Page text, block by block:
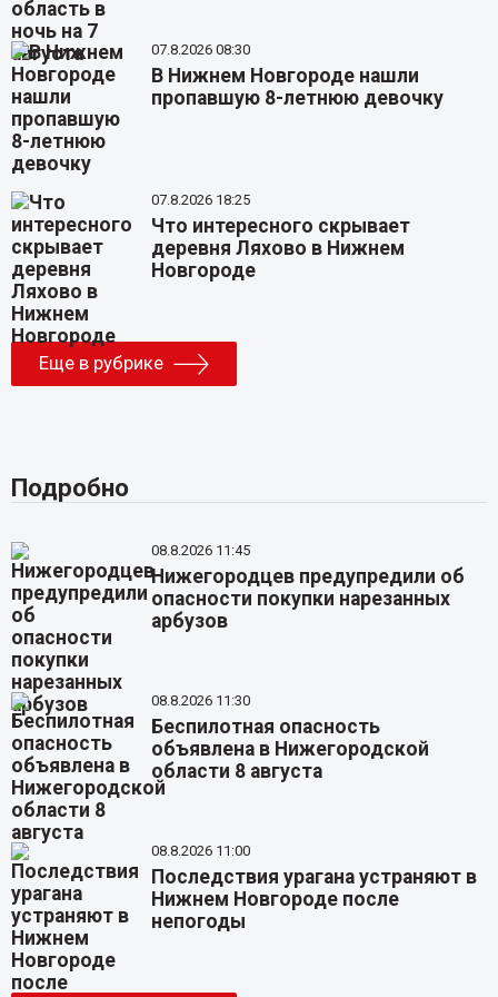
07.8.2026 08:30
В Нижнем Новгороде нашли
пропавшую 8-летнюю девочку
07.8.2026 18:25
Что интересного скрывает
деревня Ляхово в Нижнем
Новгороде
Еще в рубрике
Подробно
08.8.2026 11:45
Нижегородцев предупредили об
опасности покупки нарезанных
арбузов
08.8.2026 11:30
Беспилотная опасность
объявлена в Нижегородской
области 8 августа
08.8.2026 11:00
Последствия урагана устраняют в
Нижнем Новгороде после
непогоды